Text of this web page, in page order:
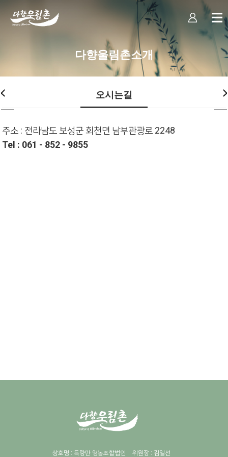
다향울림촌소개
오시는길
주소 : 전라남도 보성군 회천면 남부관광로 2248
Tel : 061 - 852 - 9855
상호명 : 득량만 영농조합법인 위원장 : 김일선